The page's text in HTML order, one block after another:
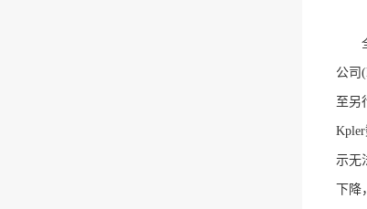
全
公司
至另
示无
下